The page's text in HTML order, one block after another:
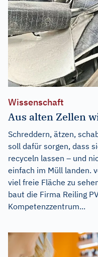
Wissenschaft
Aus alten Zellen
Schreddern, ätzen,
soll dafür sorgen, dass
recyceln lassen – und
einfach im Müll landen.
viel freie Fläche zu
baut die Firma Reiling
Kompetenzzentrum...